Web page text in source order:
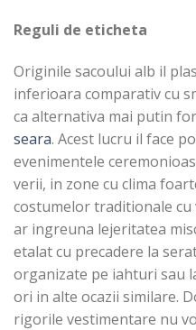
Reguli de eticheta
Originile sacoului alb il
inferioara comparativ cu
ca alternativa mai putin
seara. Acest lucru il face
evenimentele
verii, in zone cu clima
costumelor traditionale
ar ingreuna lejeritatea
etalat cu precadere la
organizate pe iahturi sau
ori in alte ocazii similare.
rigorile vestimentare nu